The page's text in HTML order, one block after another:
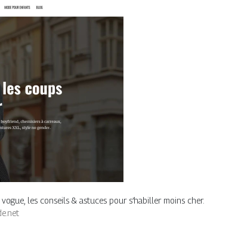
les conseils & astuces pour s’habiller moins cher.